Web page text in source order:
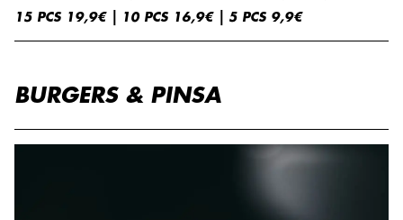
15 PCS 19,9€ | 10 PCS 16,9€ | 5 PCS 9,9€
BURGERS & PINSA